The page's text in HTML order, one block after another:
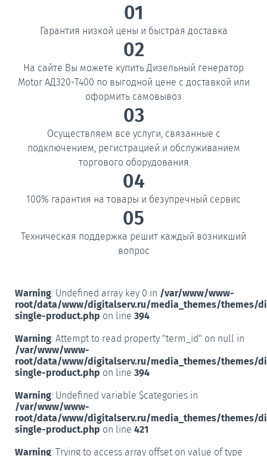
01
Гарантия низкой цены и быстрая доставка
02
На сайте Вы можете купить Дизельный генератор
Motor АД320-T400 по выгодной цене с доставкой или
оформить самовывоз
03
Осуществляем все услуги, связанные с
подключением, регистрацией и обслуживанием
торгового оборудования
04
100% гарантия на товары и безупречный сервис
05
Техническая поддержка решит каждый возникший
вопрос
Warning: Undefined array key 0 in /var/www/www-
root/data/www/digitalserv.ru/media_themes/themes/
single-product.php on line 394
Warning: Attempt to read property "term_id" on null in
/var/www/www-
root/data/www/digitalserv.ru/media_themes/themes/
single-product.php on line 394
Warning: Undefined variable $categories in
/var/www/www-
root/data/www/digitalserv.ru/media_themes/themes/
single-product.php on line 421
Warning: Trying to access array offset on value of type